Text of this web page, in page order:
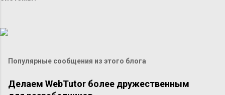
Популярные сообщения из этого блога
Делаем WebTutor более дружественным